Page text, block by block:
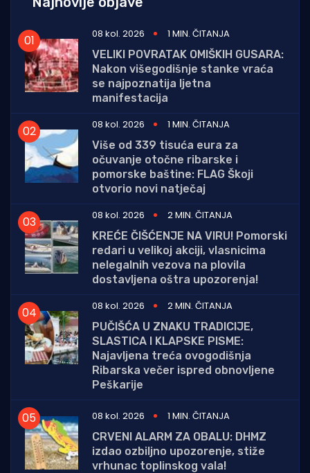
08 kol. 2026
1 MIN. ČITANJA
VELIKI POVRATAK OMIŠKIH GUSARA:
Nakon višegodišnje stanke vraća
se najpoznatija ljetna
manifestacija
08 kol. 2026
1 MIN. ČITANJA
Više od 339 tisuća eura za
očuvanje otočne ribarske i
pomorske baštine: FLAG Škoji
otvorio novi natječaj
08 kol. 2026
2 MIN. ČITANJA
KREĆE ČIŠĆENJE NA VIRU! Pomorski
redari u velikoj akciji, vlasnicima
nelegalnih vezova na plovila
dostavljena oštra upozorenja!
08 kol. 2026
2 MIN. ČITANJA
PUČIŠĆA U ZNAKU TRADICIJE,
SLASTICA I KLAPSKE PISME:
Najavljena treća ovogodišnja
Ribarska večer ispred obnovljene
Peškarije
08 kol. 2026
1 MIN. ČITANJA
CRVENI ALARM ZA OBALU: DHMZ
izdao ozbiljno upozorenje, stiže
vrhunac toplinskog vala!